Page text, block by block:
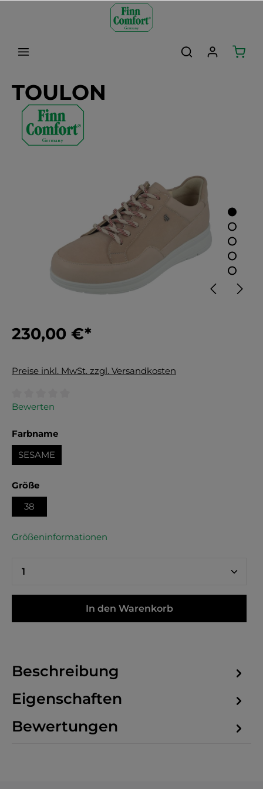
TOULON
230,00 €*
Preise inkl. MwSt. zzgl. Versandkosten
Durchschnittliche Bewertung von 0 von 5 Sternen
Bewerten
Farbnameauswählen
SESAME
Größeauswählen
38
Größeninformationen
In den Warenkorb
Beschreibung
Eigenschaften
Bewertungen